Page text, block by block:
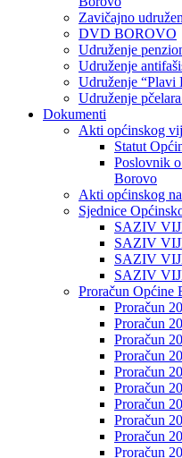
Zavičajno
DVD BOROVO
Udruženje
Udruženje
Udruženje “Plavi
Udruženje
Dokumenti
Akti općinskog
Statut
Poslovnik
Borovo
Akti općinskog
Sjednice
SAZIV
SAZIV
SAZIV
SAZIV
Proračun Općine
Proračun
Proračun
Proračun
Proračun
Proračun
Proračun
Proračun
Proračun
Proračun
Proračun